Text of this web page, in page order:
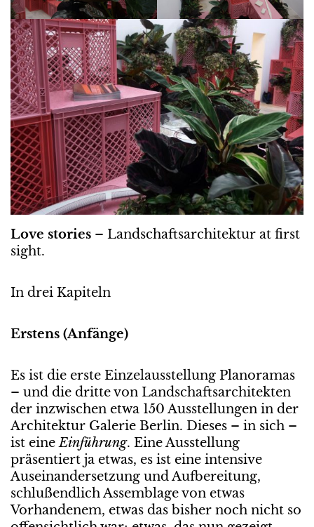
Love stories – Landschaftsarchitektur at first
sight.
In drei Kapiteln
Erstens (Anfänge)
Es ist die erste Einzelausstellung Planoramas
– und die dritte von Landschaftsarchitekten
der inzwischen etwa 150 Ausstellungen in der
Architektur Galerie Berlin. Dieses – in sich –
ist eineEinführung. Eine Ausstellung
präsentiert ja etwas, es ist eine intensive
Auseinandersetzung und Aufbereitung,
schlußendlich Assemblage von etwas
Vorhandenem, etwas das bisher noch nicht so